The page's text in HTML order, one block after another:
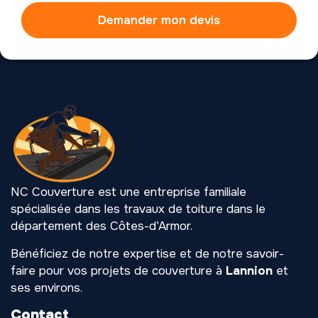
Demander mon devis
NC Couverture est une entreprise familiale
spécialisée dans les travaux de toiture dans le
département des Côtes-d’Armor.
Bénéficiez de notre expertise et de notre savoir-
faire pour vos projets de couverture à Lannion et
ses environs.